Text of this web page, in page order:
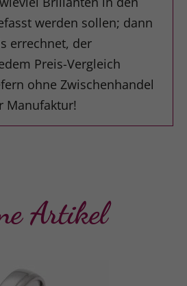
werden sollen; dann
errechnet, der
Preis-Vergleich
ohne Zwischenhandel
Manufaktur!
Artikel